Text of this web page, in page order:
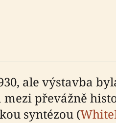
ale výstavba
mezi převážně
syntézou (